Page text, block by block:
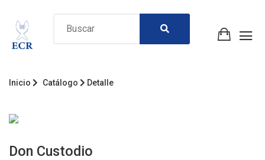
Inicio Catálogo Detalle
Don Custodio